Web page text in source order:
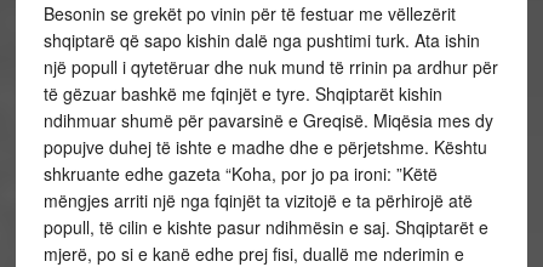
Besonin se grekët po vinin për të festuar me vëllezërit
shqiptarë që sapo kishin dalë nga pushtimi turk. Ata ishin
një popull i qytetëruar dhe nuk mund të rrinin pa ardhur për
të gëzuar bashkë me fqinjët e tyre. Shqiptarët kishin
ndihmuar shumë për pavarsinë e Greqisë. Miqësia mes dy
popujve duhej të ishte e madhe dhe e përjetshme. Kështu
shkruante edhe gazeta “Koha, por jo pa ironi: ”Këtë
mëngjes arriti një nga fqinjët ta vizitojë e ta përhirojë atë
popull, të cilin e kishte pasur ndihmësin e saj. Shqiptarët e
mjerë, po si e kanë edhe prej fisi, duallë me nderimin e